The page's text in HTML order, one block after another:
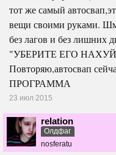
тот же самый
вещи своими руками.
без лагов и без лишних
"УБЕРИТЕ ЕГО
Повторяю,автосвап
ПРОГРАММА
23 июл 2015
relation
Олдфаг
nosferatu